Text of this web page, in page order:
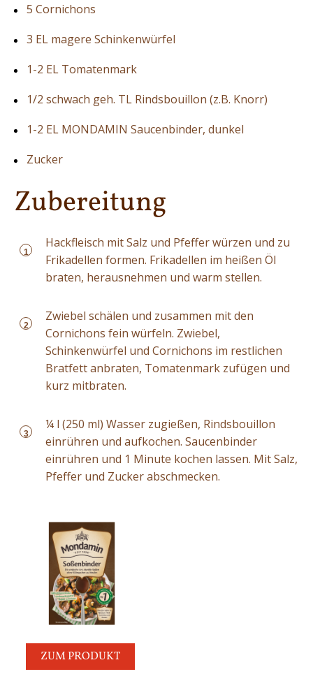
5 Cornichons
3 EL magere Schinkenwürfel
1-2 EL Tomatenmark
1/2 schwach geh. TL Rindsbouillon (z.B. Knorr)
1-2 EL MONDAMIN Saucenbinder, dunkel
Zucker
Zubereitung
1
Hackfleisch mit Salz und Pfeffer würzen und zu
Frikadellen formen. Frikadellen im heißen Öl
braten, herausnehmen und warm stellen.
2
Zwiebel schälen und zusammen mit den
Cornichons fein würfeln. Zwiebel,
Schinkenwürfel und Cornichons im restlichen
Bratfett anbraten, Tomatenmark zufügen und
kurz mitbraten.
3
¼ l (250 ml) Wasser zugießen, Rindsbouillon
einrühren und aufkochen. Saucenbinder
einrühren und 1 Minute kochen lassen. Mit Salz,
Pfeffer und Zucker abschmecken.
ZUM PRODUKT